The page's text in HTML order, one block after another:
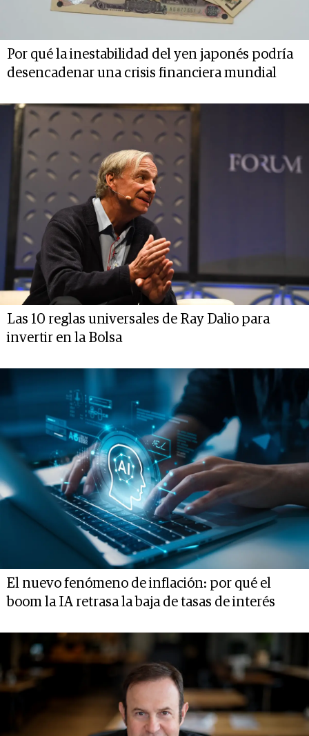
Por qué la inestabilidad del yen japonés podría
desencadenar una crisis financiera mundial
Las 10 reglas universales de Ray Dalio para
invertir en la Bolsa
El nuevo fenómeno de inflación: por qué el
boom la IA retrasa la baja de tasas de interés